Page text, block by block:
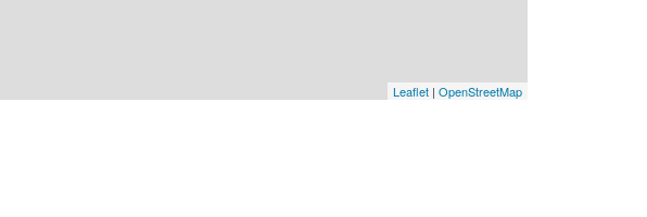
Leaflet | OpenStreetMap